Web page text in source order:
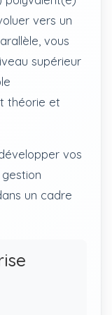
vers un
vous
supérieur
théorie et
vos
un cadre